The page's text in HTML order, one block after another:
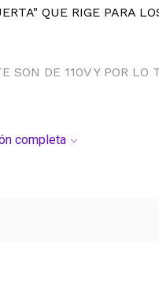
QUE RIGE PARA
DE 110V Y POR
completa